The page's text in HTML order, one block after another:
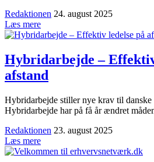
Redaktionen 24. august 2025
Læs mere
Hybridarbejde –
afstand
Hybridarbejde stiller nye krav til danske
Hybridarbejde har på få år ændret
Redaktionen 23. august 2025
Læs mere